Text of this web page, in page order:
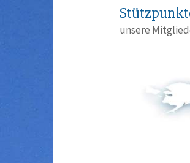
unsere